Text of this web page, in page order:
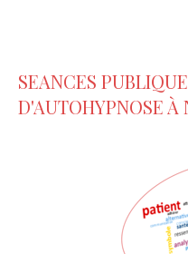
SEANCES
D'AUTOHYPNOSE À